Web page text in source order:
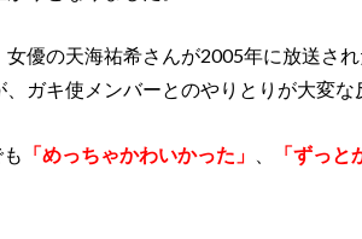
女優の天海祐希さんが2005年に放送さ
、ガキ使メンバーとのやりとりが大変な
「めっちゃかわいかった」 「ずっ